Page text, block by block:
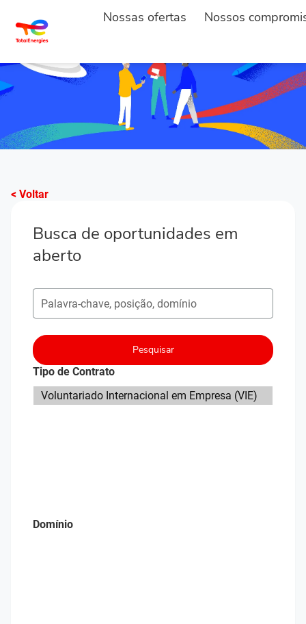
Nossas ofertas Nossos
< Voltar
Busca de oportunidades em
aberto
Pesquisar postos em aberto
Pesquisar
Tipo de Contrato
Domínio